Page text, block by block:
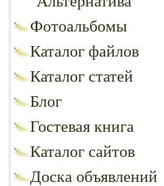
Фотоальбомы
Каталог файлов
Каталог статей
Блог
Гостевая книга
Каталог сайтов
Доска объявлений